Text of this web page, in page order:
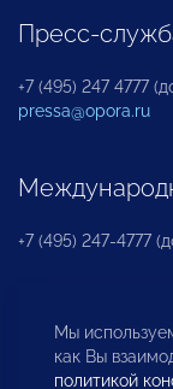
Пресс-
+7 (495) 247 4777
pressa@opora.ru
+7 (495) 247-4777
Бюро по
инвесторов
Мы
как Вы
политикой